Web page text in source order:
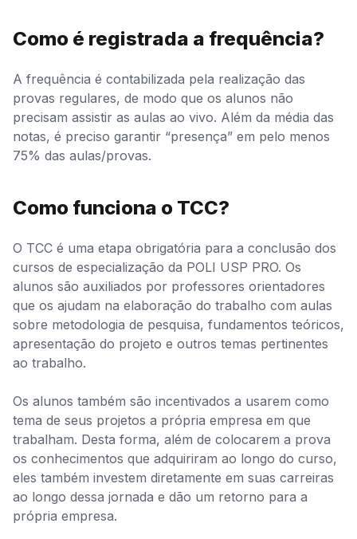
Como é registrada a frequência?
A frequência é contabilizada pela realização das
provas regulares, de modo que os alunos não
precisam assistir as aulas ao vivo. Além da média das
notas, é preciso garantir “presença” em pelo menos
75% das aulas/provas.
Como funciona o TCC?
O TCC é uma etapa obrigatória para a conclusão dos
cursos de especialização da POLI USP PRO. Os
alunos são auxiliados por professores orientadores
que os ajudam na elaboração do trabalho com aulas
sobre metodologia de pesquisa, fundamentos teóricos,
apresentação do projeto e outros temas pertinentes
ao trabalho.
Os alunos também são incentivados a usarem como
tema de seus projetos a própria empresa em que
trabalham. Desta forma, além de colocarem a prova
os conhecimentos que adquiriram ao longo do curso,
eles também investem diretamente em suas carreiras
ao longo dessa jornada e dão um retorno para a
própria empresa.